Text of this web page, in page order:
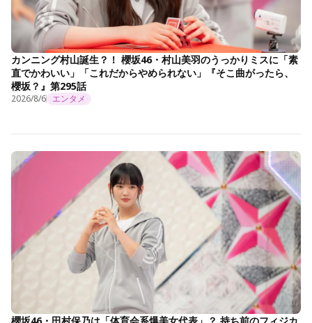
カンニング村山誕生？！ 櫻坂46・村山美羽のうっかりミスに「素
直でかわいい」「これだからやめられない」『そこ曲がったら、
櫻坂？』第295話
2026/8/6 エンタメ
櫻坂46・田村保乃は「体育会系爆美女代表」？ 持ち前のフィジカ